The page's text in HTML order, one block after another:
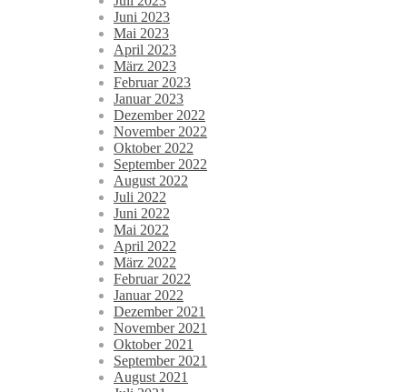
Juni 2023
Mai 2023
April 2023
März 2023
Februar 2023
Januar 2023
Dezember 2022
November 2022
Oktober 2022
September 2022
August 2022
Juli 2022
Juni 2022
Mai 2022
April 2022
März 2022
Februar 2022
Januar 2022
Dezember 2021
November 2021
Oktober 2021
September 2021
August 2021